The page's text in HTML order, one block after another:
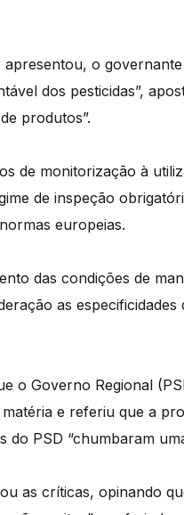
o
dos pesticidas”,
produtos”.
de monitorização à
de inspeção
europeias.
das condições de
as
o Governo Regional
e referiu que a
PSD “chumbaram
as críticas, opinando